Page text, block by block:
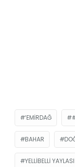
‘EMIRDAĞ
BAHAR
YELLIBELLI YAYLASI